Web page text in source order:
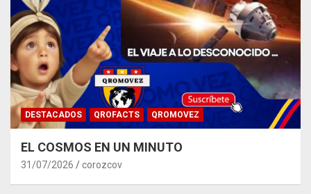
DESTACADOS QROFACTS QROMOVEZ
EL COSMOS EN UN MINUTO
31/07/2026 corozcov